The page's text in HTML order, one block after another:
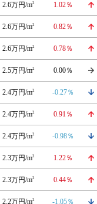
2.6万円/m2 1.02％
2.6万円/m2 0.82％
2.6万円/m2 0.78％
2.5万円/m2 0.00％
2.4万円/m2 -0.27％
2.4万円/m2 0.91％
2.4万円/m2 -0.98％
2.3万円/m2 1.22％
2.3万円/m2 0.44％
2.2万円/m2 -1.05％